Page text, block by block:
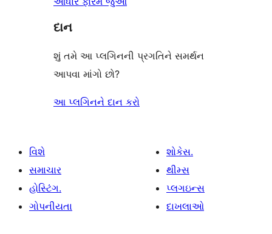
દાન
શું તમે આ પ્લગિનની પ્રગતિને સમર્થન
આપવા માંગો છો?
આ પ્લગિનને દાન કરો
વિશે
સમાચાર
હોસ્ટિંગ.
ગોપનીયતા
શોકેસ.
થીમ્સ
પ્લગઇન્સ
દાખલાઓ